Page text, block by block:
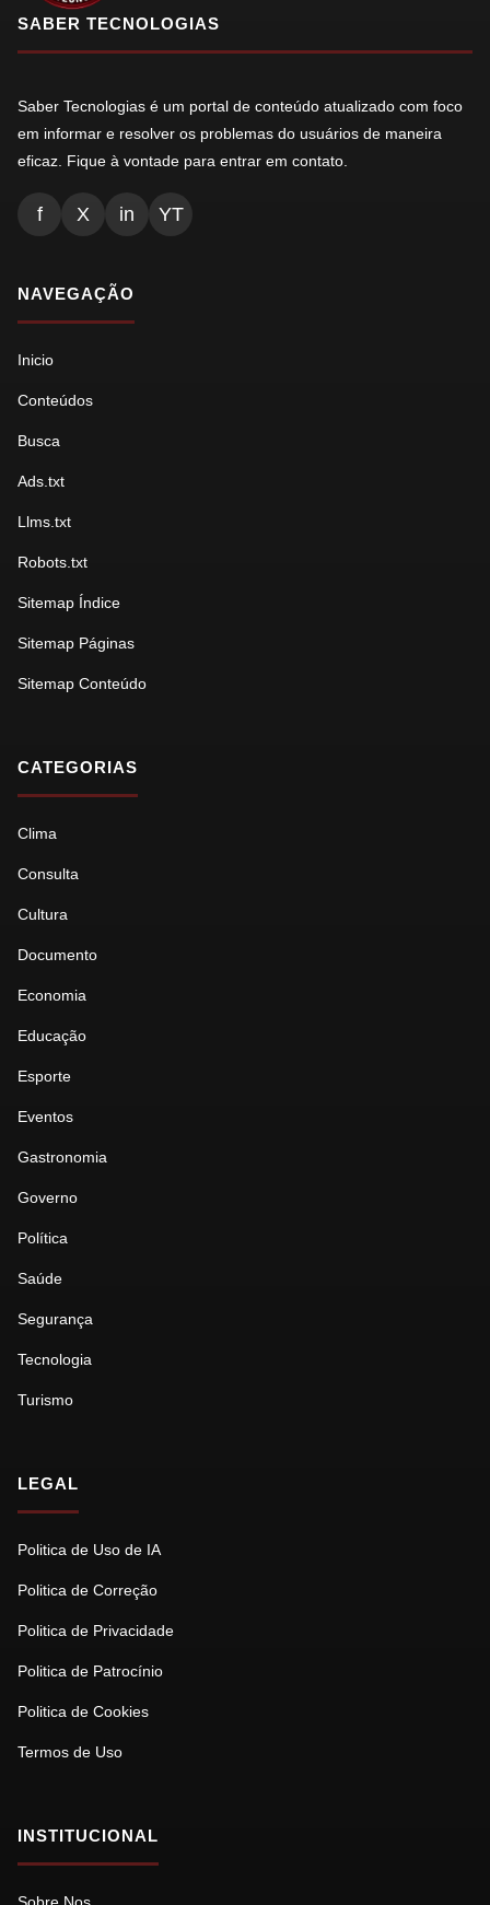
SABER TECNOLOGIAS
Saber Tecnologias é um portal de conteúdo atualizado com foco
em informar e resolver os problemas do usuários de maneira
eficaz. Fique à vontade para entrar em contato.
f X in YT
NAVEGAÇÃO
Inicio
Conteúdos
Busca
Ads.txt
Llms.txt
Robots.txt
Sitemap Índice
Sitemap Páginas
Sitemap Conteúdo
CATEGORIAS
Clima
Consulta
Cultura
Documento
Economia
Educação
Esporte
Eventos
Gastronomia
Governo
Política
Saúde
Segurança
Tecnologia
Turismo
LEGAL
Politica de Uso de IA
Politica de Correção
Politica de Privacidade
Politica de Patrocínio
Politica de Cookies
Termos de Uso
INSTITUCIONAL